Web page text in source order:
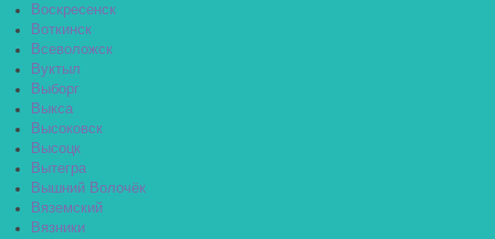
Воскресенск
Воткинск
Всеволожск
Вуктыл
Выборг
Выкса
Высоковск
Высоцк
Вытегра
Вышний Волочёк
Вяземский
Вязники